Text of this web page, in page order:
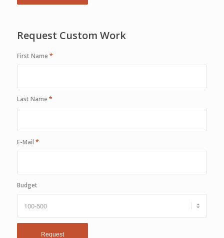
Request Custom Work
First Name *
Last Name *
E-Mail *
Budget